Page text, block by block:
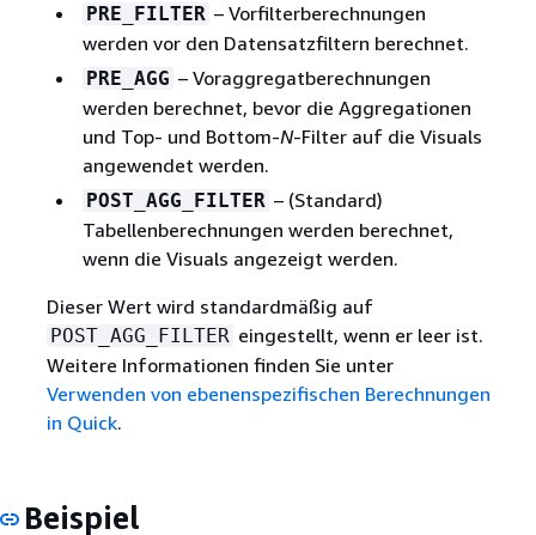
PRE_FILTER – Vorfilterberechnungen
werden vor den Datensatzfiltern berechnet.
PRE_AGG – Voraggregatberechnungen
werden berechnet, bevor die Aggregationen
und Top- und Bottom-N-Filter auf die Visuals
angewendet werden.
POST_AGG_FILTER – (Standard)
Tabellenberechnungen werden berechnet,
wenn die Visuals angezeigt werden.
Dieser Wert wird standardmäßig auf
POST_AGG_FILTER eingestellt, wenn er leer ist.
Weitere Informationen finden Sie unter
Verwenden von ebenenspezifischen Berechnungen
in Quick.
Beispiel